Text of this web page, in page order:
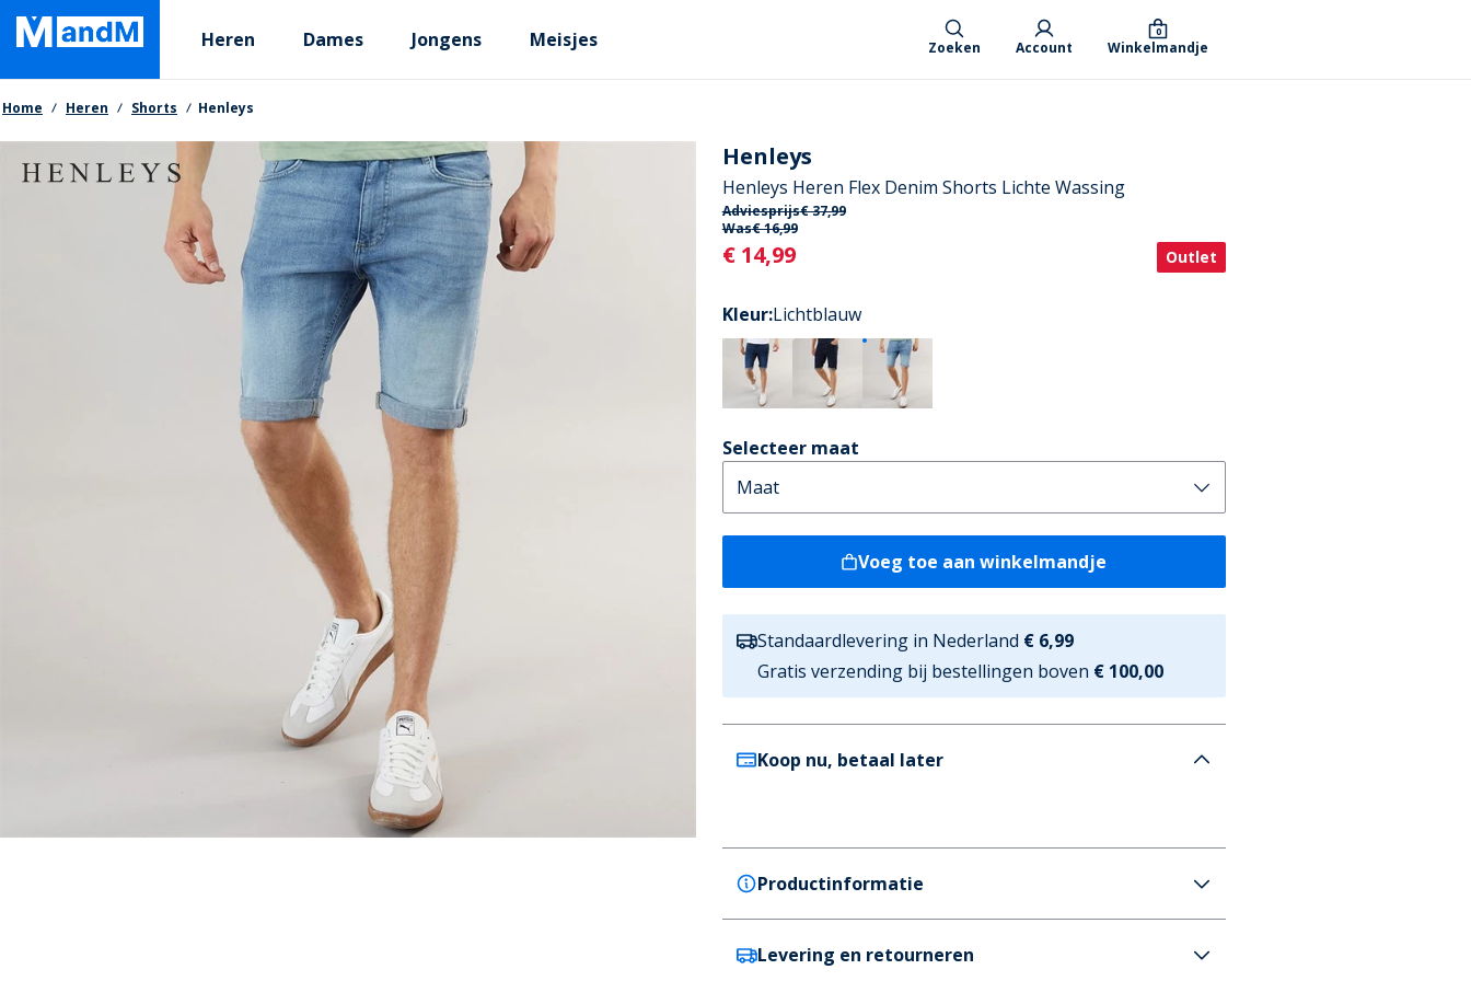
Skip
main
content
Primary departments
Heren Dames Jongens Meisjes Zoeken Account Winkelmandje
0
Kruimelpad
Home Heren Shorts Henleys
Henleys
Henleys Heren Flex Denim Shorts Lichte Wassing
Adviesprijs€ 37,99
Was€ 16,99
Current
€ 14,99 Outlet
Kleur:Lichtblauw
Selecteer maat
Voeg toe aan winkelmandje
Standaardlevering in Nederland € 6,99
Gratis verzending bij bestellingen boven € 100,00
Koop nu, betaal later
Productinformatie
Henleys
Levering en retourneren